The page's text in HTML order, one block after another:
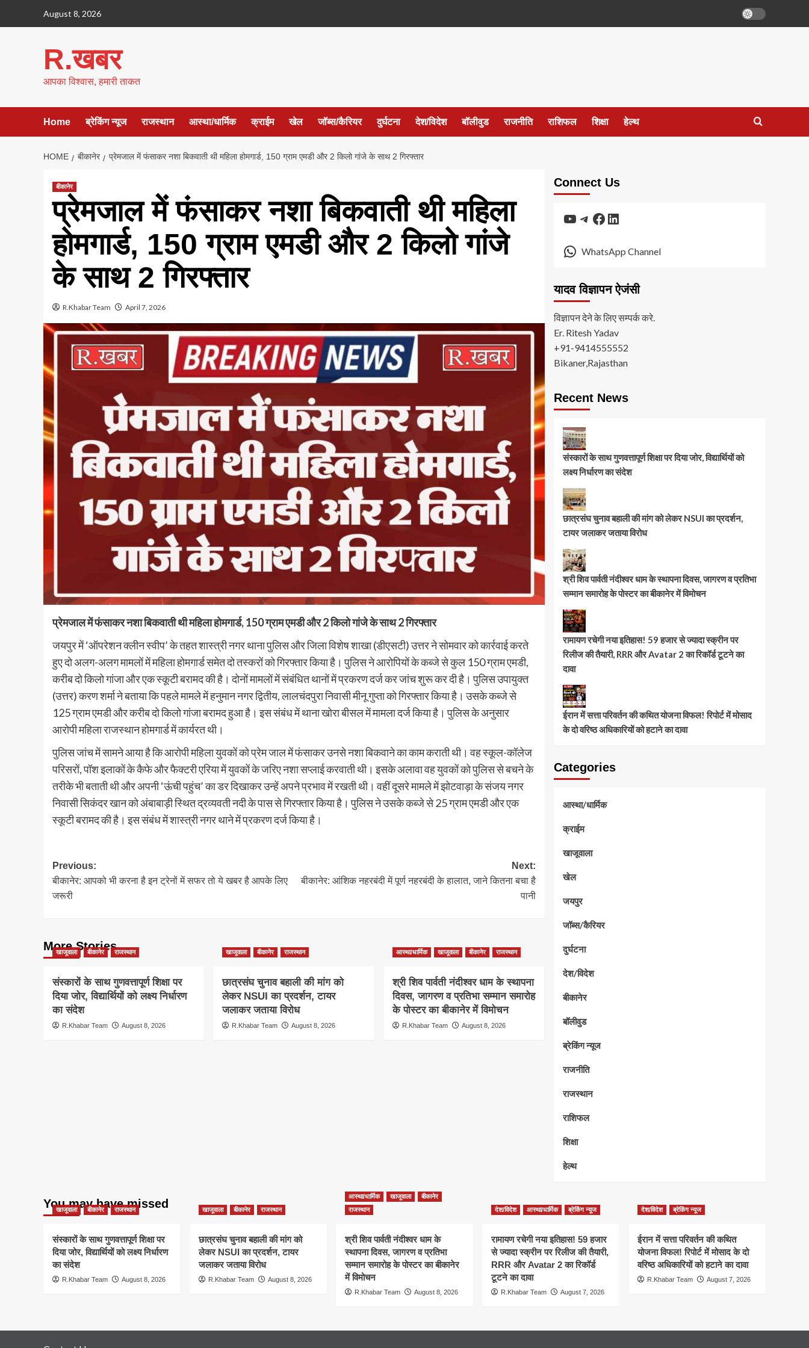
August 8, 2026
R.खबर
आपका विश्वास, हमारी ताकत
Home ब्रेकिंग न्यूज राजस्थान आस्था/धार्मिक क्राईम खेल जॉब्स/कैरियर दुर्घटना देश/विदेश बॉलीवुड राजनीति राशिफल शिक्षा हेल्थ
HOME बीकानेर प्रेमजाल में फंसाकर नशा बिकवाती थी महिला होमगार्ड, 150 ग्राम एमडी और 2 किलो गांजे के साथ 2 गिरफ्तार
बीकानेर
प्रेमजाल में फंसाकर नशा बिकवाती थी महिला
होमगार्ड, 150 ग्राम एमडी और 2 किलो गांजे
के साथ 2 गिरफ्तार
R.Khabar Team April 7, 2026
प्रेमजाल में फंसाकर नशा बिकवाती थी महिला होमगार्ड, 150 ग्राम एमडी और 2 किलो गांजे के साथ 2 गिरफ्तार
जयपुर में ‘ऑपरेशन क्लीन स्वीप’ के तहत शास्त्री नगर थाना पुलिस और जिला विशेष शाखा (डीएसटी) उत्तर ने सोमवार को कार्रवाई करते
हुए दो अलग-अलग मामलों में महिला होमगार्ड समेत दो तस्करों को गिरफ्तार किया है। पुलिस ने आरोपियों के कब्जे से कुल 150 ग्राम एमडी,
करीब दो किलो गांजा और एक स्कूटी बरामद की है। दोनों मामलों में संबंधित थानों में प्रकरण दर्ज कर जांच शुरू कर दी है। पुलिस उपायुक्त
(उत्तर) करण शर्मा ने बताया कि पहले मामले में हनुमान नगर द्वितीय, लालचंदपुरा निवासी मीनू गुप्ता को गिरफ्तार किया है। उसके कब्जे से
125 ग्राम एमडी और करीब दो किलो गांजा बरामद हुआ है। इस संबंध में थाना खोरा बीसल में मामला दर्ज किया है। पुलिस के अनुसार
आरोपी महिला राजस्थान होमगार्ड में कार्यरत थी।
पुलिस जांच में सामने आया है कि आरोपी महिला युवकों को प्रेम जाल में फंसाकर उनसे नशा बिकवाने का काम कराती थी। वह स्कूल-कॉलेज
परिसरों, पॉश इलाकों के कैफे और फैक्टरी एरिया में युवकों के जरिए नशा सप्लाई करवाती थी। इसके अलावा वह युवकों को पुलिस से बचने के
तरीके भी बताती थी और अपनी ‘ऊंची पहुंच’ का डर दिखाकर उन्हें अपने प्रभाव में रखती थी। वहीं दूसरे मामले में झोटवाड़ा के संजय नगर
निवासी सिकंदर खान को अंबाबाड़ी स्थित द्रव्यवती नदी के पास से गिरफ्तार किया है। पुलिस ने उसके कब्जे से 25 ग्राम एमडी और एक
स्कूटी बरामद की है। इस संबंध में शास्त्री नगर थाने में प्रकरण दर्ज किया है।
Post
navigation
Previous:
बीकानेर: आपको भी करना है इन ट्रेनों में सफर तो ये खबर है आपके लिए
जरूरी
Next:
बीकानेर: आंशिक नहरबंदी में पूर्ण नहरबंदी के हालात, जाने कितना बचा है
पानी
More Stories
खाजूवाला बीकानेर राजस्थान
संस्कारों के साथ गुणवत्तापूर्ण शिक्षा पर
दिया जोर, विद्यार्थियों को लक्ष्य निर्धारण
का संदेश
R.Khabar Team August 8, 2026
खाजूवाला बीकानेर राजस्थान
छात्रसंघ चुनाव बहाली की मांग को
लेकर NSUI का प्रदर्शन, टायर
जलाकर जताया विरोध
R.Khabar Team August 8, 2026
आस्था/धार्मिक खाजूवाला बीकानेर राजस्थान
श्री शिव पार्वती नंदीश्वर धाम के स्थापना
दिवस, जागरण व प्रतिभा सम्मान समारोह
के पोस्टर का बीकानेर में विमोचन
R.Khabar Team August 8, 2026
Connect Us
YouTube
Telegram
Facebook
LinkedIn
WhatsApp Channel
यादव विज्ञापन ऐजंसी
विज्ञापन देने के लिए सम्पर्क करे.
Er. Ritesh Yadav
+91-9414555552
Bikaner,Rajasthan
Recent News
संस्कारों के साथ गुणवत्तापूर्ण शिक्षा पर दिया जोर, विद्यार्थियों को
लक्ष्य निर्धारण का संदेश
छात्रसंघ चुनाव बहाली की मांग को लेकर NSUI का प्रदर्शन,
टायर जलाकर जताया विरोध
श्री शिव पार्वती नंदीश्वर धाम के स्थापना दिवस, जागरण व प्रतिभा
सम्मान समारोह के पोस्टर का बीकानेर में विमोचन
रामायण रचेगी नया इतिहास! 59 हजार से ज्यादा स्क्रीन पर
रिलीज की तैयारी, RRR और Avatar 2 का रिकॉर्ड टूटने का
दावा
ईरान में सत्ता परिवर्तन की कथित योजना विफल! रिपोर्ट में मोसाद
के दो वरिष्ठ अधिकारियों को हटाने का दावा
Categories
आस्था/धार्मिक
क्राईम
खाजूवाला
खेल
जयपुर
जॉब्स/कैरियर
दुर्घटना
देश/विदेश
बीकानेर
बॉलीवुड
ब्रेकिंग न्यूज
राजनीति
राजस्थान
राशिफल
शिक्षा
हेल्थ
You may have missed
खाजूवाला बीकानेर राजस्थान
संस्कारों के साथ गुणवत्तापूर्ण शिक्षा पर
दिया जोर, विद्यार्थियों को लक्ष्य निर्धारण
का संदेश
R.Khabar Team August 8, 2026
खाजूवाला बीकानेर राजस्थान
छात्रसंघ चुनाव बहाली की मांग को
लेकर NSUI का प्रदर्शन, टायर
जलाकर जताया विरोध
R.Khabar Team August 8, 2026
आस्था/धार्मिक खाजूवाला
बीकानेर
राजस्थान
श्री शिव पार्वती नंदीश्वर धाम के
स्थापना दिवस, जागरण व प्रतिभा
सम्मान समारोह के पोस्टर का बीकानेर
में विमोचन
R.Khabar Team August 8, 2026
देश/विदेश आस्था/धार्मिक ब्रेकिंग न्यूज
रामायण रचेगी नया इतिहास! 59 हजार
से ज्यादा स्क्रीन पर रिलीज की तैयारी,
RRR और Avatar 2 का रिकॉर्ड
टूटने का दावा
R.Khabar Team August 7, 2026
देश/विदेश ब्रेकिंग न्यूज
ईरान में सत्ता परिवर्तन की कथित
योजना विफल! रिपोर्ट में मोसाद के दो
वरिष्ठ अधिकारियों को हटाने का दावा
R.Khabar Team August 7, 2026